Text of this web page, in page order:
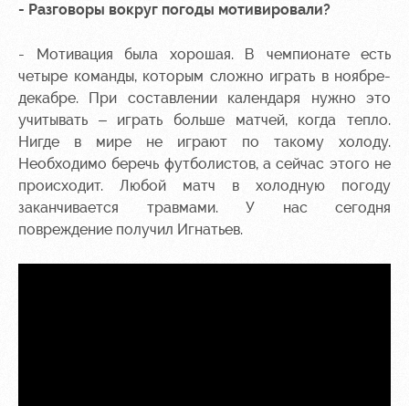
- Разговоры вокруг погоды мотивировали?
- Мотивация была хорошая. В чемпионате есть
четыре команды, которым сложно играть в ноябре-
декабре. При составлении календаря нужно это
учитывать – играть больше матчей, когда тепло.
Нигде в мире не играют по такому холоду.
Необходимо беречь футболистов, а сейчас этого не
происходит. Любой матч в холодную погоду
заканчивается травмами. У нас сегодня
повреждение получил Игнатьев.